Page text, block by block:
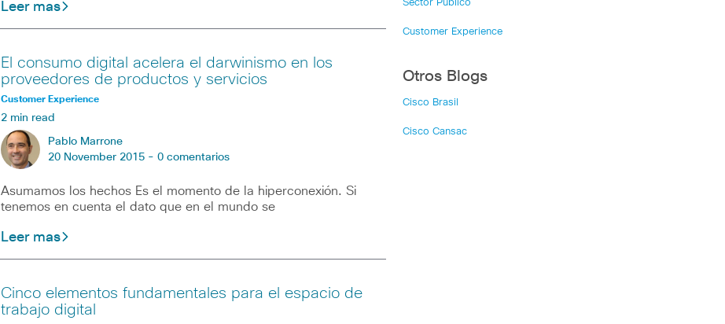
Leer mas
El consumo digital acelera el darwinismo en los
proveedores de productos y servicios
Customer Experience
2 min read
Pablo Marrone
20 November 2015 - 0 comentarios
Asumamos los hechos Es el momento de la hiperconexión. Si
tenemos en cuenta el dato que en el mundo se
Leer mas
Cinco elementos fundamentales para el espacio de
trabajo digital
Sector Público
Customer Experience
Otros Blogs
Cisco Brasil
Cisco Cansac